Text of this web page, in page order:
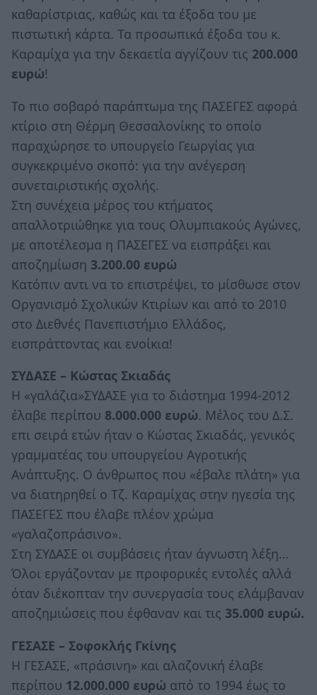
καθαρίστριας, καθώς και τα έξοδα του με
πιστωτική κάρτα. Τα προσωπικά έξοδα του κ.
Καραμίχα για την δεκαετία αγγίζουν τις 200.000
ευρώ!
Το πιο σοβαρό παράπτωμα της ΠΑΣΕΓΕΣ αφορά
κτίριο στη Θέρμη Θεσσαλονίκης το οποίο
παραχώρησε το υπουργείο Γεωργίας για
συγκεκριμένο σκοπό: για την ανέγερση
συνεταιριστικής σχολής.
Στη συνέχεια μέρος του κτήματος
απαλλοτριώθηκε για τους Ολυμπιακούς Αγώνες,
με αποτέλεσμα η ΠΑΣΕΓΕΣ να εισπράξει και
αποζημίωση 3.200.00 ευρώ
Κατόπιν αντι να το επιστρέψει, το μίσθωσε στον
Οργανισμό Σχολικών Κτιρίων και από το 2010
στο Διεθνές Πανεπιστήμιο Ελλάδος,
εισπράττοντας και ενοίκια!
ΣΥΔΑΣΕ – Κώστας Σκιαδάς
Η «γαλάζια»ΣΥΔΑΣΕ για το διάστημα 1994-2012
έλαβε περίπου 8.000.000 ευρώ. Μέλος του Δ.Σ.
επι σειρά ετών ήταν ο Κώστας Σκιαδάς, γενικός
γραμματέας του υπουργείου Αγροτικής
Ανάπτυξης. Ο άνθρωπος που «έβαλε πλάτη» για
να διατηρηθεί ο Τζ. Καραμίχας στην ηγεσία της
ΠΑΣΕΓΕΣ που έλαβε πλέον χρώμα
«γαλαζοπράσινο».
Στη ΣΥΔΑΣΕ οι συμβάσεις ήταν άγνωστη λέξη…
Όλοι εργάζονταν με προφορικές εντολές αλλά
όταν διέκοπταν την συνεργασία τους ελάμβαναν
αποζημιώσεις που έφθαναν και τις 35.000 ευρώ.
ΓΕΣΑΣΕ – Σοφοκλής Γκίνης
Η ΓΕΣΑΣΕ, «πράσινη» και αλαζονική έλαβε
περίπου 12.000.000 ευρώ από το 1994 έως το